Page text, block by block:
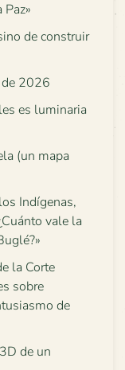
de construir
de 2026
es luminaria
(un mapa
Indígenas,
vale la
la Corte
sobre
de
de un